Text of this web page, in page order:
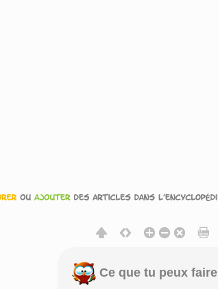
Ce que tu peux faire